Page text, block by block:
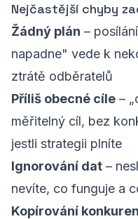
Nejčastější chyby
Žádný plán –
napadne" vede k
ztrátě odběratelů
Příliš obecné cíle –
měřitelný cíl, bez
jestli strategii plníte
Ignorování dat –
nevíte, co funguje a
Kopírování